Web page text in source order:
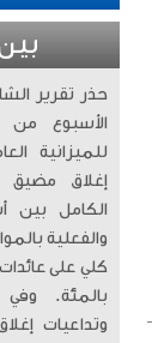
حذر تقرير
الأسبوع من
للميزانية
إغلاق مضيق
الكامل بين
والفعلية
بالمئة.
وتداعيات